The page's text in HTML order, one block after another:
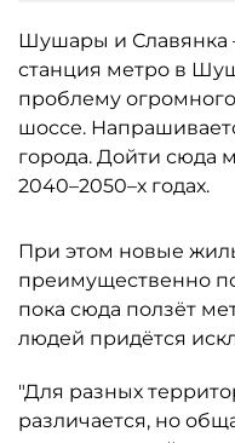
Шушары и
станция метро в
проблему
шоссе.
города. Дойти сюда
2040–2050–х годах.
При этом новые
преимущественно
пока сюда ползёт
людей придётся
"Для разных
различается, но